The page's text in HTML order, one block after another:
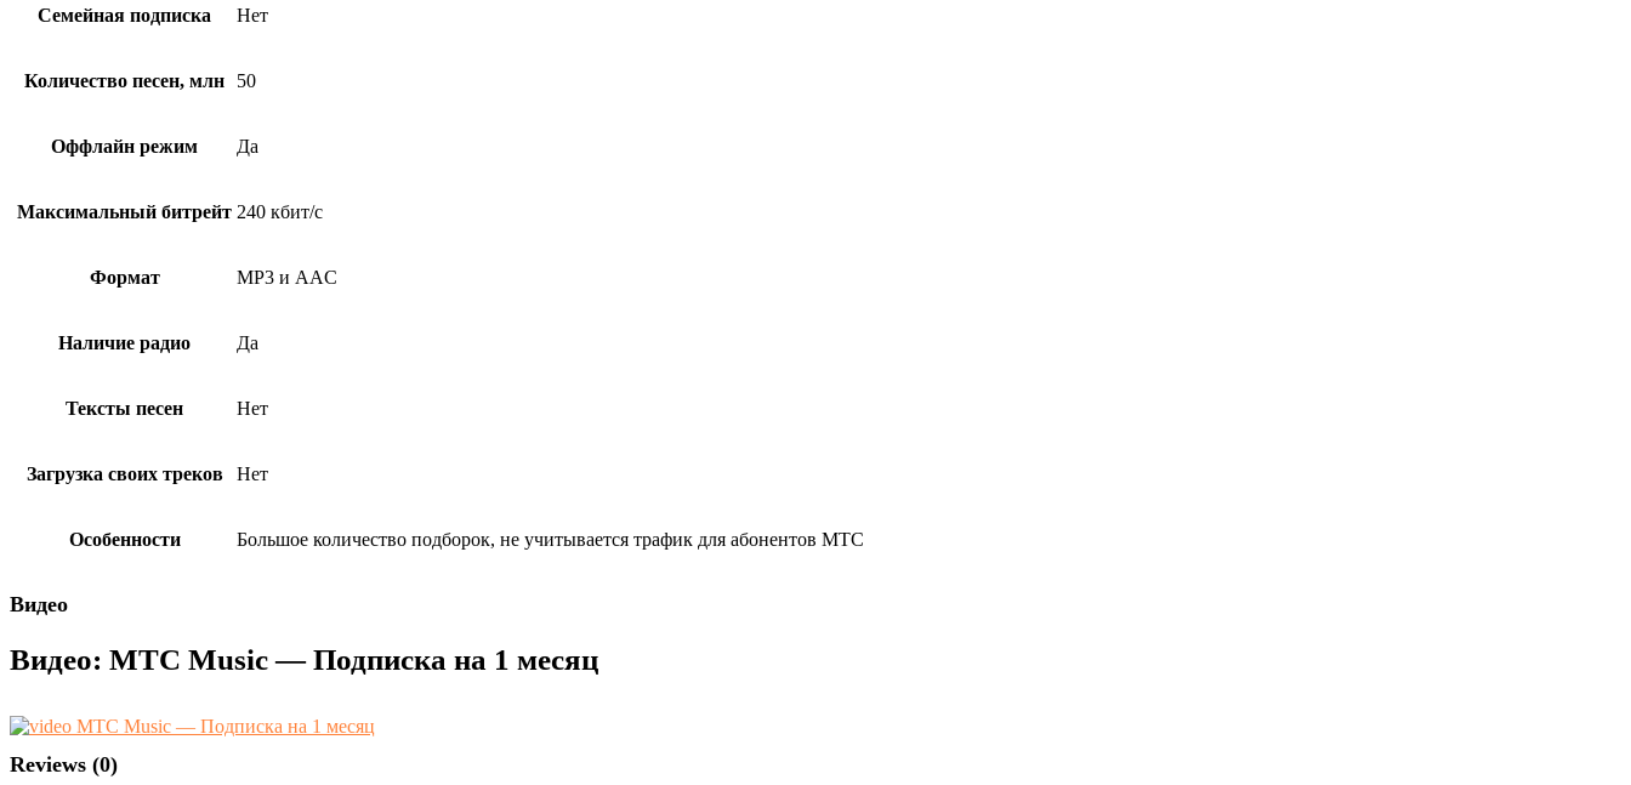
Семейная подписка Нет
Количество песен, млн 50
Оффлайн режим Да
Максимальный битрейт 240 кбит/с
Формат MP3 и AAC
Наличие радио Да
Тексты песен Нет
Загрузка своих треков Нет
Особенности Большое количество подборок, не учитывается трафик для абонентов МТС
Видео
Видео: МТС Music — Подписка на 1 месяц
Reviews (0)